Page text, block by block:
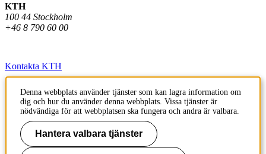
KTH
100 44 Stockholm
+46 8 790 60 00
Kontakta KTH
Jobba på KTH
Press och media
Faktura och betalning KTH
Denna webbplats använder tjänster som kan lagra information om
dig och hur du använder denna webbplats. Vissa tjänster är
nödvändiga för att webbplatsen ska fungera och andra är valbara.
Hantera valbara tjänster